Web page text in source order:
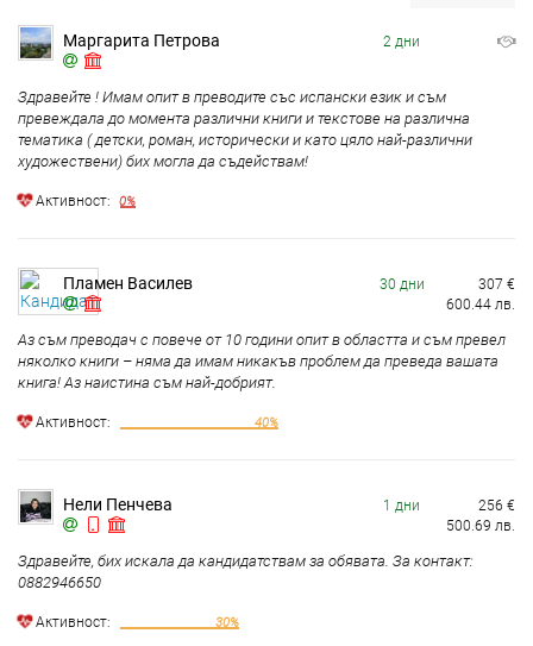
Маргарита Петрова
Здравейте ! Имам опит в преводите със испански език и съм
превеждала до момента различни книги и текстове на различна
тематика ( детски, роман, исторически и като цяло най-различни
художествени) бих могла да съдействам!
Aктивност: 0%
2 дни
Пламен Василев
Аз съм преводач с повече от 10 години опит в областта и съм превел
няколко книги – няма да имам никакъв проблем да преведа вашата
книга! Аз наистина съм най-добрият.
Aктивност: 40%
30 дни 307 €
600.44 лв.
Нели Пенчева
Здравейте, бих искала да кандидатствам за обявата. За контакт:
0882946650
Aктивност: 30%
1 дни 256 €
500.69 лв.